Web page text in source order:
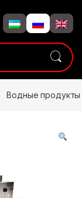
Водные продукты